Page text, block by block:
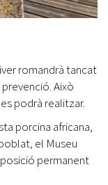
romandrà tancat
Això
podrà realitzar.
porcina africana,
el Museu
permanent